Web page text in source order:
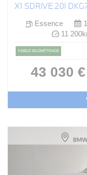
X1 SDRIVE 20I
Essence
11
FAIBLE KILOMÉTRAGE
43 030 €